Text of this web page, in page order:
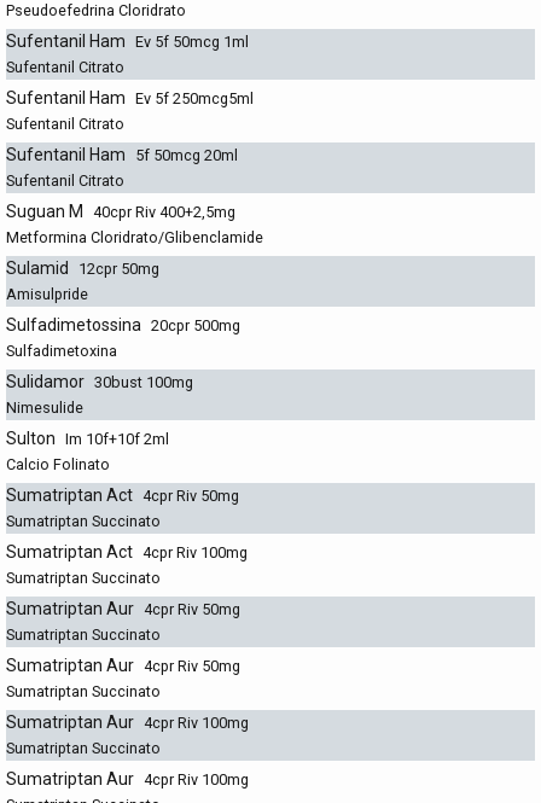
Pseudoefedrina Cloridrato
Sufentanil Ham Ev 5f 50mcg 1ml
Sufentanil Citrato
Sufentanil Ham Ev 5f 250mcg5ml
Sufentanil Citrato
Sufentanil Ham
5f 50mcg 20ml
Sufentanil Citrato
Suguan M
40cpr Riv 400+2,5mg
Metformina Cloridrato/Glibenclamide
Sulamid
12cpr 50mg
Amisulpride
Sulfadimetossina 20cpr 500mg
Sulfadimetoxina
Sulidamor 30bust 100mg
Nimesulide
Sulton Im 10f+10f 2ml
Calcio Folinato
Sumatriptan Act 4cpr Riv 50mg
Sumatriptan Succinato
Sumatriptan Act 4cpr Riv 100mg
Sumatriptan Succinato
Sumatriptan Aur 4cpr Riv 50mg
Sumatriptan Succinato
Sumatriptan Aur 4cpr Riv 50mg
Sumatriptan Succinato
Sumatriptan Aur 4cpr Riv 100mg
Sumatriptan Succinato
Sumatriptan Aur 4cpr Riv 100mg